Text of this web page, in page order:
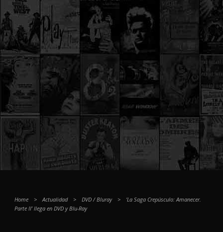
Home > Actualidad > DVD / Bluray >
‘La Saga Crepúsculo: Amanecer.
Parte II’ llega en DVD y Blu-Ray